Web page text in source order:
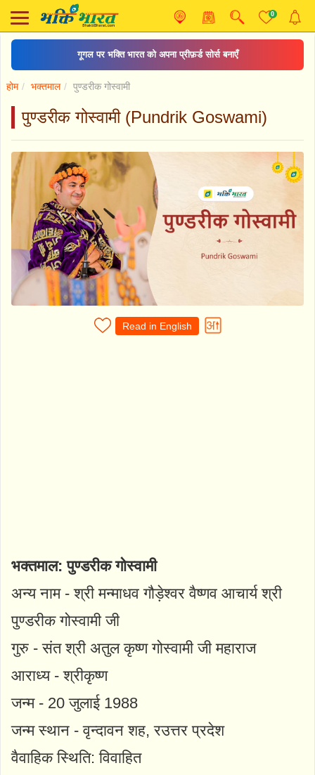
0
गूगल पर भक्ति भारत को अपना प्रीफ़र्ड सोर्स बनाएँ
होम भक्तमाल पुण्डरीक गोस्वामी
पुण्डरीक गोस्वामी (Pundrik Goswami)
Read in English
भक्तमाल: पुण्डरीक गोस्वामी
अन्य नाम - श्री मन्माधव गौड़ेश्वर वैष्णव आचार्य श्री
पुण्डरीक गोस्वामी जी
गुरु - संत श्री अतुल कृष्ण गोस्वामी जी महाराज
आराध्य - श्रीकृष्ण
जन्म - 20 जुलाई 1988
जन्म स्थान - वृन्दावन शह, रउत्तर प्रदेश
वैवाहिक स्थिति: विवाहित